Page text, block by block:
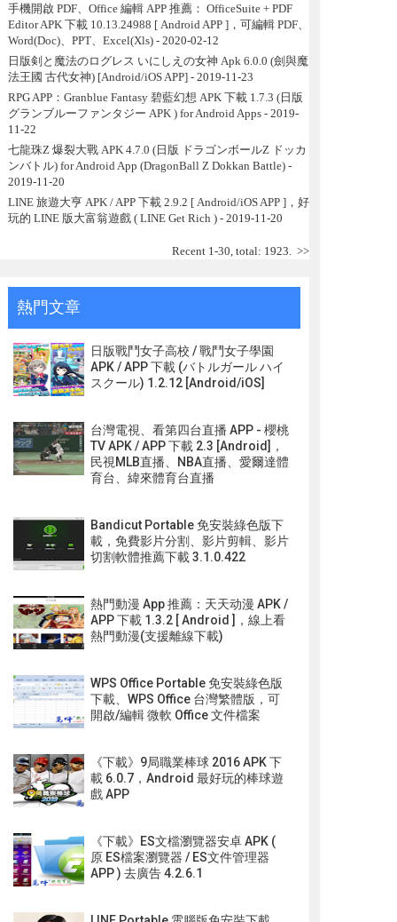
手機開啟 PDF、Office 編輯 APP 推薦： OfficeSuite + PDF
Editor APK 下載 10.13.24988 [ Android APP ]，可編輯 PDF、
Word(Doc)、PPT、Excel(Xls)- 2020-02-12
日版剣と魔法のログレス いにしえの女神 Apk 6.0.0 (劍與魔
法王國 古代女神) [Android/iOS APP]- 2019-11-23
RPG APP：Granblue Fantasy 碧藍幻想 APK 下載 1.7.3 (日版
グランブルーファンタジー APK ) for Android Apps - 2019-
11-22
七龍珠Z 爆裂大戰 APK 4.7.0 (日版 ドラゴンボールZ ドッカ
ンバトル) for Android App (DragonBall Z Dokkan Battle)-
2019-11-20
LINE 旅遊大亨 APK / APP 下載 2.9.2 [ Android/iOS APP ]，好
玩的 LINE 版大富翁遊戲 ( LINE Get Rich )- 2019-11-20
Recent 1-30, total: 1923. >>
熱門文章
日版戰鬥女子高校 / 戰鬥女子學園
APK / APP 下載 (バトルガール ハイ
スクール) 1.2.12 [Android/iOS]
台灣電視、看第四台直播 APP - 櫻桃
TV APK / APP 下載 2.3 [Android]，
民視MLB直播、NBA直播、愛爾達體
育台、緯來體育台直播
Bandicut Portable 免安裝綠色版下
載，免費影片分割、影片剪輯、影片
切割軟體推薦下載 3.1.0.422
熱門動漫 App 推薦：天天动漫 APK /
APP 下載 1.3.2 [ Android ]，線上看
熱門動漫(支援離線下載)
WPS Office Portable 免安裝綠色版
下載、WPS Office 台灣繁體版，可
開啟/編輯 微軟 Office 文件檔案
《下載》9局職業棒球 2016 APK 下
載 6.0.7，Android 最好玩的棒球遊
戲 APP
《下載》ES文檔瀏覽器安卓 APK (
原 ES檔案瀏覽器 / ES文件管理器
APP ) 去廣告 4.2.6.1